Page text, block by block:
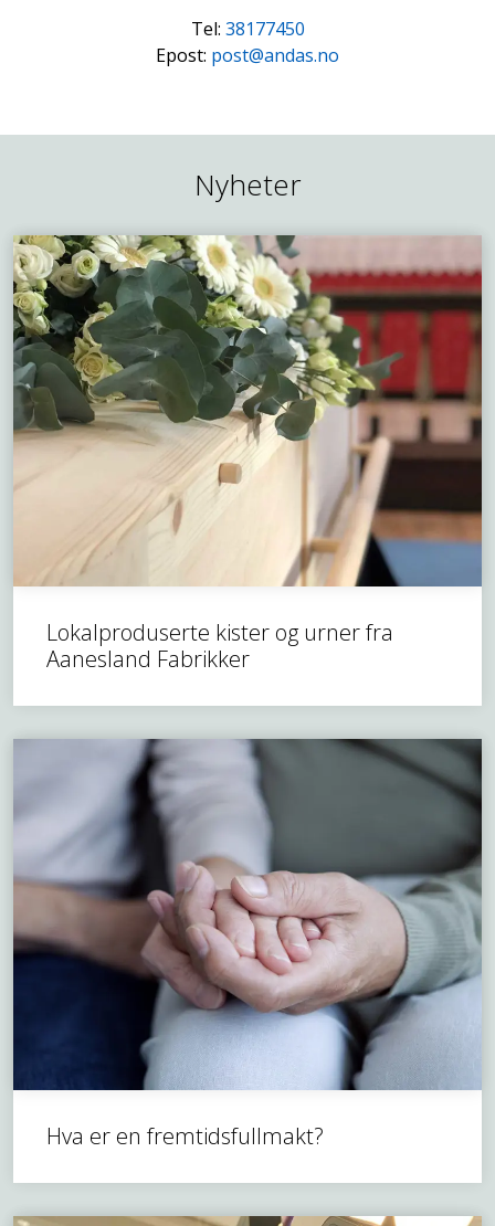
Tel: 38177450
Epost: post@andas.no
Nyheter
Lokalproduserte kister og urner fra
Aanesland Fabrikker
Hva er en fremtidsfullmakt?